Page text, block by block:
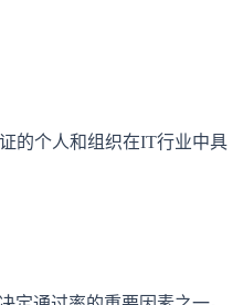
的个人和组织在IT行业中具